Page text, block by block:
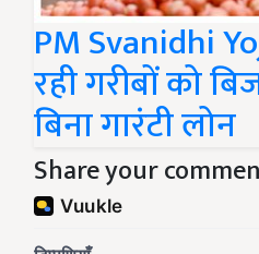
PM Svanidhi
रही गरीबों को
बिना गारंटी लोन
Share your